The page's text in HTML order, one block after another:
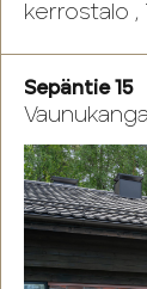
kerrostalo ,
Sepäntie 15